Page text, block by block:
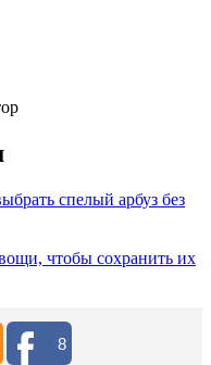
спелый арбуз без
чтобы сохранить их
8